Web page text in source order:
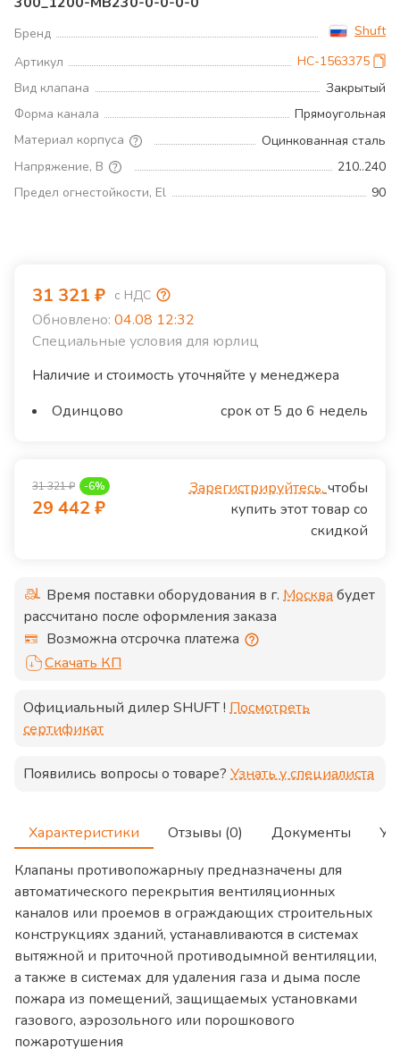
Бренд
Shuft
Артикул
НС-1563375
Вид клапана
Закрытый
Форма канала
Прямоугольная
Материал корпуса
Оцинкованная сталь
Напряжение, В
210..240
Предел огнестойкости, El
90
31 321 ₽ с НДС
Обновлено: 04.08 12:32
Специальные условия для юрлиц
Наличие и стоимость уточняйте у менеджера
Одинцово
срок от 5 до 6 недель
31 321₽ -6%
29 442₽
Зарегистрируйтесь,чтобы
купить этот товар со
скидкой
Время поставки оборудования в г. Москвабудет
рассчитано после оформления заказа
Возможна отсрочка платежа
Скачать КП
Официальный дилер SHUFT! Посмотреть
сертификат
Появились вопросы о товаре? Узнать у специалиста
Характеристики Отзывы (0) Документы
Клапаны противопожарныу предназначены для
автоматического перекрытия вентиляционных
каналов или проемов в ограждающих строительных
конструкциях зданий, устанавливаются в системах
вытяжной и приточной противодымной вентиляции,
а также в системах для удаления газа и дыма после
пожара из помещений, защищаемых установками
газового, аэрозольного или порошкового
пожаротушения